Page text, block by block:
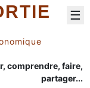
comprendre, faire,
partager...
☰